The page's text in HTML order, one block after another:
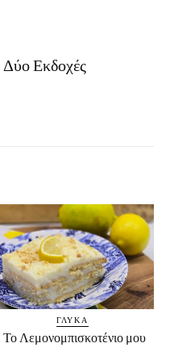
Δύο Εκδοχές
ΓΛΥΚΆ
Το Λεμονομπισκοτένιο μου